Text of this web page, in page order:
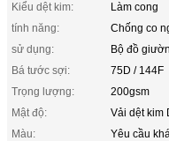
Kiểu dệt kim:
Làm cong
tính năng:
Chống co
sử dụng:
Bộ đồ
Bá tước sợi:
75D / 144F
Trọng lượng:
200gsm
Mật độ:
Vải dệt kim
Màu:
Yêu cầu